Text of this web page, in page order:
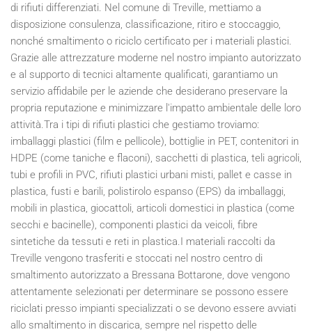
di rifiuti differenziati. Nel comune di Treville, mettiamo a
disposizione consulenza, classificazione, ritiro e stoccaggio,
nonché smaltimento o riciclo certificato per i materiali plastici.
Grazie alle attrezzature moderne nel nostro impianto autorizzato
e al supporto di tecnici altamente qualificati, garantiamo un
servizio affidabile per le aziende che desiderano preservare la
propria reputazione e minimizzare l'impatto ambientale delle loro
attività.Tra i tipi di rifiuti plastici che gestiamo troviamo:
imballaggi plastici (film e pellicole), bottiglie in PET, contenitori in
HDPE (come taniche e flaconi), sacchetti di plastica, teli agricoli,
tubi e profili in PVC, rifiuti plastici urbani misti, pallet e casse in
plastica, fusti e barili, polistirolo espanso (EPS) da imballaggi,
mobili in plastica, giocattoli, articoli domestici in plastica (come
secchi e bacinelle), componenti plastici da veicoli, fibre
sintetiche da tessuti e reti in plastica.I materiali raccolti da
Treville vengono trasferiti e stoccati nel nostro centro di
smaltimento autorizzato a Bressana Bottarone, dove vengono
attentamente selezionati per determinare se possono essere
riciclati presso impianti specializzati o se devono essere avviati
allo smaltimento in discarica, sempre nel rispetto delle